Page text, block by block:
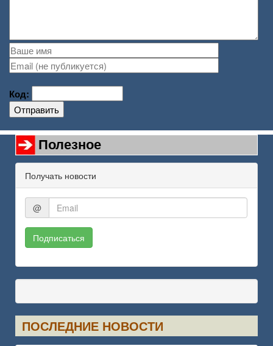
Код:
Отправить
Полезное
Получать новости
@
Подписаться
ПОСЛЕДНИЕ НОВОСТИ